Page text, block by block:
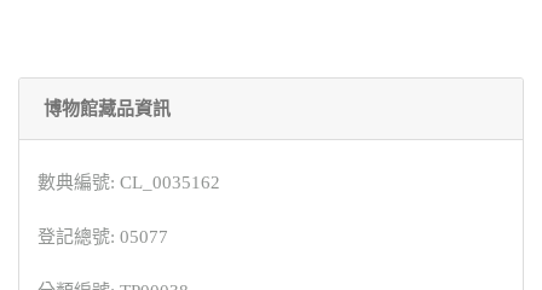
博物館藏品資訊
數典編號: CL_0035162
登記總號: 05077